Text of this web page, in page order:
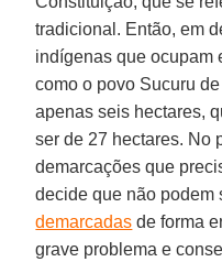
tradicional. Então, em
indígenas que ocupam
como o povo Sucuru
apenas seis hectares,
ser de 27 hectares. No
demarcações que
decide que não podem
demarcadas de forma
grave problema e